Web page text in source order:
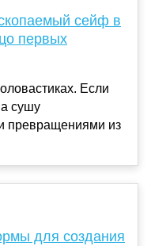
сейф в
первых
Если
сушу
превращениями из
для создания